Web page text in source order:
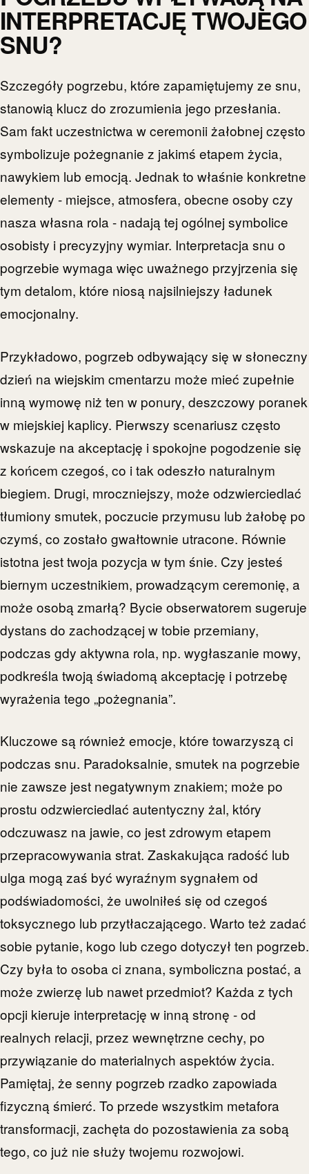
INTERPRETACJĘ TWOJEGO
SNU?
Szczegóły pogrzebu, które zapamiętujemy ze snu,
stanowią klucz do zrozumienia jego przesłania.
Sam fakt uczestnictwa w ceremonii żałobnej często
symbolizuje pożegnanie z jakimś etapem życia,
nawykiem lub emocją. Jednak to właśnie konkretne
elementy - miejsce, atmosfera, obecne osoby czy
nasza własna rola - nadają tej ogólnej symbolice
osobisty i precyzyjny wymiar. Interpretacja snu o
pogrzebie wymaga więc uważnego przyjrzenia się
tym detalom, które niosą najsilniejszy ładunek
emocjonalny.
Przykładowo, pogrzeb odbywający się w słoneczny
dzień na wiejskim cmentarzu może mieć zupełnie
inną wymowę niż ten w ponury, deszczowy poranek
w miejskiej kaplicy. Pierwszy scenariusz często
wskazuje na akceptację i spokojne pogodzenie się
z końcem czegoś, co i tak odeszło naturalnym
biegiem. Drugi, mroczniejszy, może odzwierciedlać
tłumiony smutek, poczucie przymusu lub żałobę po
czymś, co zostało gwałtownie utracone. Równie
istotna jest twoja pozycja w tym śnie. Czy jesteś
biernym uczestnikiem, prowadzącym ceremonię, a
może osobą zmarłą? Bycie obserwatorem sugeruje
dystans do zachodzącej w tobie przemiany,
podczas gdy aktywna rola, np. wygłaszanie mowy,
podkreśla twoją świadomą akceptację i potrzebę
wyrażenia tego „pożegnania”.
Kluczowe są również emocje, które towarzyszą ci
podczas snu. Paradoksalnie, smutek na pogrzebie
nie zawsze jest negatywnym znakiem; może po
prostu odzwierciedlać autentyczny żal, który
odczuwasz na jawie, co jest zdrowym etapem
przepracowywania strat. Zaskakująca radość lub
ulga mogą zaś być wyraźnym sygnałem od
podświadomości, że uwolniłeś się od czegoś
toksycznego lub przytłaczającego. Warto też zadać
sobie pytanie, kogo lub czego dotyczył ten pogrzeb.
Czy była to osoba ci znana, symboliczna postać, a
może zwierzę lub nawet przedmiot? Każda z tych
opcji kieruje interpretację w inną stronę - od
realnych relacji, przez wewnętrzne cechy, po
przywiązanie do materialnych aspektów życia.
Pamiętaj, że senny pogrzeb rzadko zapowiada
fizyczną śmierć. To przede wszystkim metafora
transformacji, zachęta do pozostawienia za sobą
tego, co już nie służy twojemu rozwojowi.